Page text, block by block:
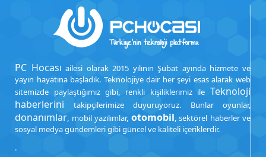
PC Hocası ailesi olarak 2015 yılının Şubat ayında hizmete ve
yayın hayatına başladık. Teknolojiye dair her şeyi esas alarak web
sitemizde paylaştığımız gibi, renkli kişiliklerimiz ile Teknoloji
haberlerini takipçilerimize duyuruyoruz. Bunlar oyunlar,
donanımlar, mobil yazılımlar, otomobil, sektörel haberler ve
sosyal medya gündemleri gibi güncel ve kaliteli içeriklerdir.
.